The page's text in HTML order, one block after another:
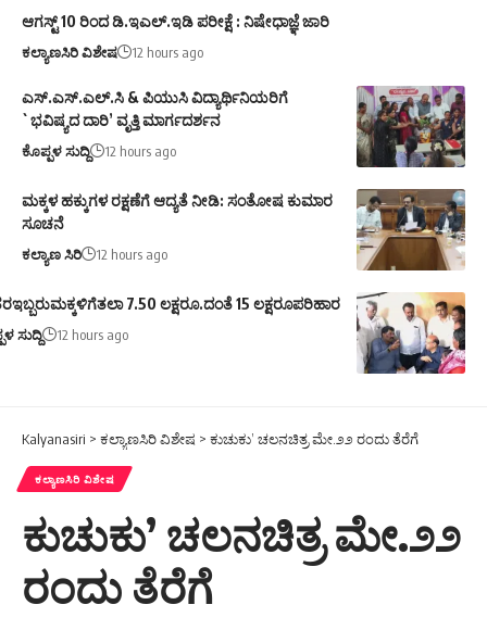
ಆಗಸ್ಟ್ 10 ರಿಂದ ಡಿ.ಇಎಲ್.ಇಡಿ ಪರೀಕ್ಷೆ : ನಿಷೇಧಾಜ್ಞೆ ಜಾರಿ
ಕಲ್ಯಾಣಸಿರಿ ವಿಶೇಷ 12 hours ago
ಎಸ್.ಎಸ್.ಎಲ್.ಸಿ & ಪಿಯುಸಿ ವಿದ್ಯಾರ್ಥಿನಿಯರಿಗೆ
`ಭವಿಷ್ಯದ ದಾರಿ’ ವೃತ್ತಿ ಮಾರ್ಗದರ್ಶನ
ಕೊಪ್ಪಳ ಸುದ್ದಿ 12 hours ago
ಮಕ್ಕಳ ಹಕ್ಕುಗಳ ರಕ್ಷಣೆಗೆ ಆದ್ಯತೆ ನೀಡಿ: ಸಂತೋಷ ಕುಮಾರ
ಸೂಚನೆ
ಕಲ್ಯಾಣ ಸಿರಿ 12 hours ago
7.50 ಲಕ್ಷರೂ.ದಂತೆ 15 ಲಕ್ಷರೂಪರಿಹಾರ
ಸುದ್ದಿ 12 hours ago
Kalyanasiri > ಕಲ್ಯಾಣಸಿರಿ ವಿಶೇಷ > ಕುಚುಕು’ ಚಲನಚಿತ್ರ ಮೇ.೨೨ ರಂದು ತೆರೆಗೆ
ಕಲ್ಯಾಣಸಿರಿ ವಿಶೇಷ
ಕುಚುಕು’ ಚಲನಚಿತ್ರ ಮೇ.೨೨
ರಂದು ತೆರೆಗೆ